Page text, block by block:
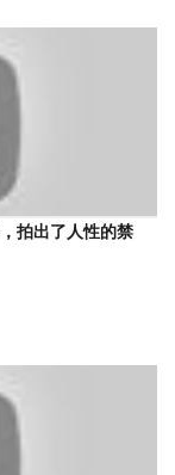
拍出了人性的禁